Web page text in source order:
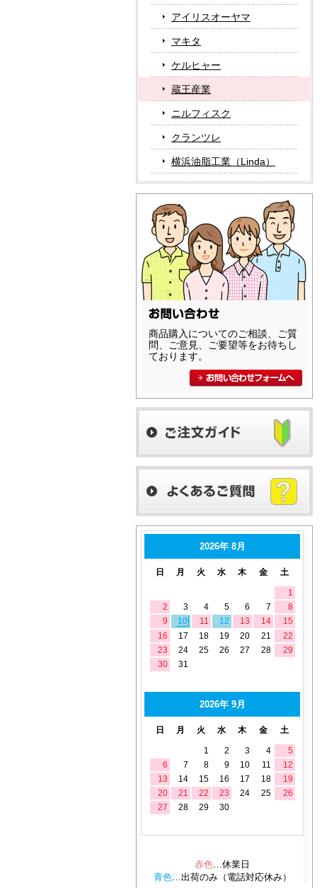
アイリスオーヤマ
マキタ
ケルヒャー
蔵王産業
ニルフィスク
クランツレ
横浜油脂工業（Linda）
商品購入についてのご相談、ご質
問、ご意見、ご要望等をお待ちし
ております。